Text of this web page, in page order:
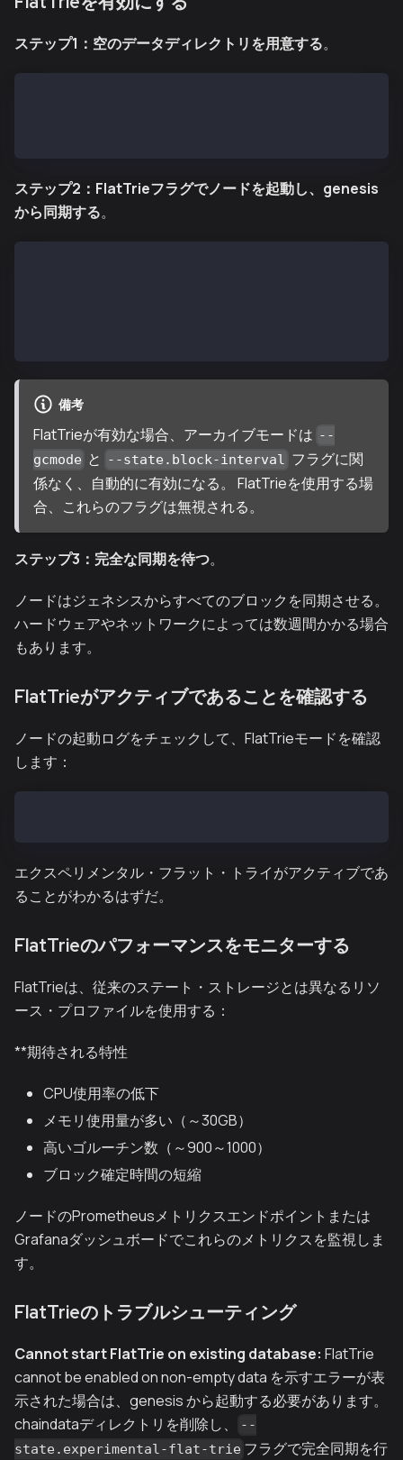
ステップ1：空のデータディレクトリを用意する。
ステップ2：FlatTrieフラグでノードを起動し、genesis
から同期する。
備考
FlatTrieが有効な場合、アーカイブモードは --
gcmode と --state.block-interval フラグに関
係なく、自動的に有効になる。 FlatTrieを使用する場
合、これらのフラグは無視される。
ステップ3：完全な同期を待つ。
ノードはジェネシスからすべてのブロックを同期させる。
ハードウェアやネットワークによっては数週間かかる場合
もあります。
FlatTrieがアクティブであることを確認する
ノードの起動ログをチェックして、FlatTrieモードを確認
します：
エクスペリメンタル・フラット・トライがアクティブであ
ることがわかるはずだ。
FlatTrieのパフォーマンスをモニターする
FlatTrieは、従来のステート・ストレージとは異なるリソ
ース・プロファイルを使用する：
**期待される特性
CPU使用率の低下
メモリ使用量が多い（～30GB）
高いゴルーチン数（～900～1000）
ブロック確定時間の短縮
ノードのPrometheusメトリクスエンドポイントまたは
Grafanaダッシュボードでこれらのメトリクスを監視しま
す。
FlatTrieのトラブルシューティング
Cannot start FlatTrie on existing database: FlatTrie
cannot be enabled on non-empty data を示すエラーが表
示された場合は、genesis から起動する必要があります。
chaindataディレクトリを削除し、
--
state.experimental-flat-trie フラグで完全同期を行